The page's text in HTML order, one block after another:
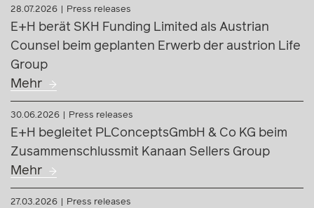
28.07.2026 Press releases
E+H berät SKH Funding Limited als Austrian
Counsel beim geplanten Erwerb der austrion Life
Group
Mehr
30.06.2026 Press releases
E+H begleitet PLConceptsGmbH & Co KG beim
Zusammenschlussmit Kanaan Sellers Group
Mehr
27.03.2026 Press releases